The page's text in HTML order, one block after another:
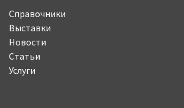
Справочники
Выставки
Новости
Статьи
Услуги